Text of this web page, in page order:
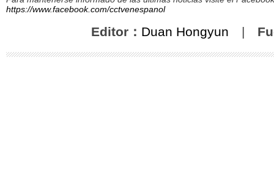
https://www.facebook.com/cctvenespanol
Editor： Duan Hongyun |